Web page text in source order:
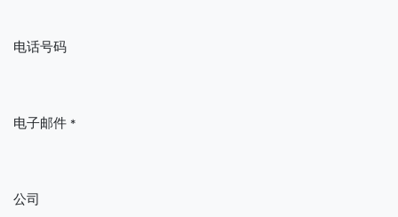
电话号码
电子邮件 *
公司